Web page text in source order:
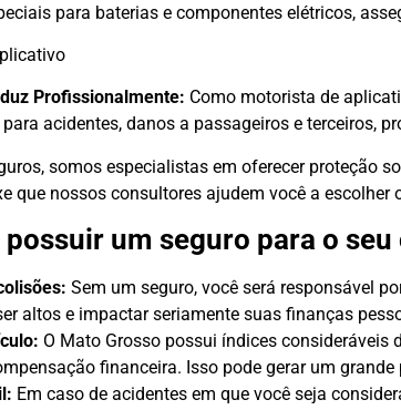
para baterias e componentes elétricos,
Profissionalmente: Como motorista de
acidentes, danos a passageiros e terceiros,
somos especialistas em oferecer
que nossos consultores ajudem você a escolher
possuir um seguro para o
Sem um seguro, você será responsável
altos e impactar seriamente suas finanças
O Mato Grosso possui índices consideráveis
financeira. Isso pode gerar um
Em caso de acidentes em que você seja